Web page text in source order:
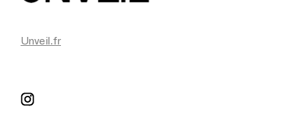
Unveil.fr